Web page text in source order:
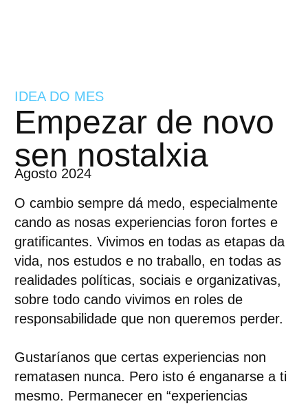
Empezar de novo
sen nostalxia
Agosto 2024
O cambio sempre dá medo, especialmente
cando as nosas experiencias foron fortes e
gratificantes. Vivimos en todas as etapas da
vida, nos estudos e no traballo, en todas as
realidades políticas, sociais e organizativas,
sobre todo cando vivimos en roles de
responsabilidade que non queremos perder.
Gustaríanos que certas experiencias non
rematasen nunca. Pero isto é enganarse a ti
mesmo. Permanecer en “experiencias
IDEA DO MES